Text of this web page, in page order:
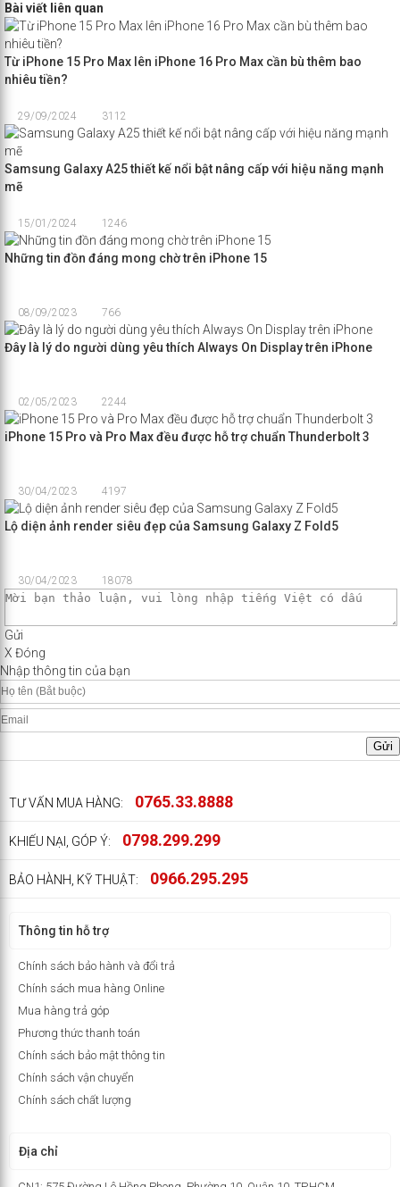
Bài viết liên quan
Từ iPhone 15 Pro Max lên iPhone 16 Pro Max cần bù thêm bao
nhiêu tiền?
29/09/2024 3112
Samsung Galaxy A25 thiết kế nổi bật nâng cấp với hiệu năng mạnh
mẽ
15/01/2024 1246
Những tin đồn đáng mong chờ trên iPhone 15
08/09/2023 766
Đây là lý do người dùng yêu thích Always On Display trên iPhone
02/05/2023 2244
iPhone 15 Pro và Pro Max đều được hỗ trợ chuẩn Thunderbolt 3
30/04/2023 4197
Lộ diện ảnh render siêu đẹp của Samsung Galaxy Z Fold5
30/04/2023 18078
Gửi
X Đóng
Nhập thông tin của bạn
Gửi
TƯ VẤN MUA HÀNG: 0765.33.8888
KHIẾU NẠI, GÓP Ý: 0798.299.299
BẢO HÀNH, KỸ THUẬT: 0966.295.295
Thông tin hỗ trợ
Chính sách bảo hành và đổi trả
Chính sách mua hàng Online
Mua hàng trả góp
Phương thức thanh toán
Chính sách bảo mật thông tin
Chính sách vận chuyển
Chính sách chất lượng
Địa chỉ